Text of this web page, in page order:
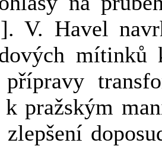
V. Havel
mítinků
k pražským